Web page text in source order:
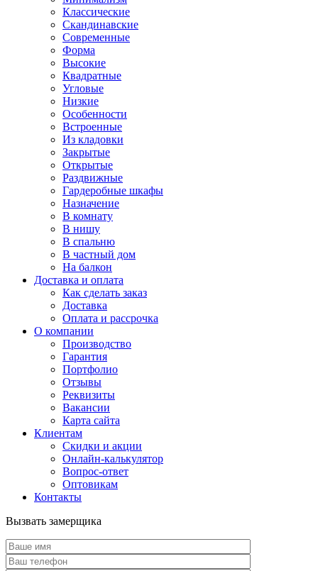
Классические
Скандинавские
Современные
Форма
Высокие
Квадратные
Угловые
Низкие
Особенности
Встроенные
Из кладовки
Закрытые
Открытые
Раздвижные
Гардеробные шкафы
Назначение
В комнату
В нишу
В спальню
В частный дом
На балкон
Доставка и оплата
Как сделать заказ
Доставка
Оплата и рассрочка
О компании
Производство
Гарантия
Портфолио
Отзывы
Реквизиты
Вакансии
Карта сайта
Клиентам
Скидки и акции
Онлайн-калькулятор
Вопрос-ответ
Оптовикам
Контакты
Вызвать замерщика